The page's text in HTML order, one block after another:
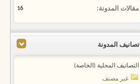
مقالات المدونة 16
تصانيف المدونة
التصانيف المحلية (الخاصة)
غير مصنف